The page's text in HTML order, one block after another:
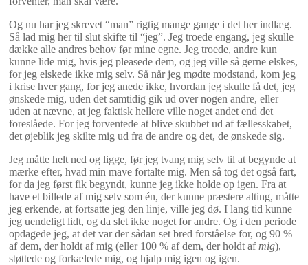
Og nu har jeg skrevet “man” rigtig mange gange i det her indlæg.
Så lad mig her til slut skifte til “jeg”. Jeg troede engang, jeg skulle
dække alle andres behov før mine egne. Jeg troede, andre kun
kunne lide mig, hvis jeg pleasede dem, og jeg ville så gerne elskes,
for jeg elskede ikke mig selv. Så når jeg mødte modstand, kom jeg
i krise hver gang, for jeg anede ikke, hvordan jeg skulle få det, jeg
ønskede mig, uden det samtidig gik ud over nogen andre, eller
uden at nævne, at jeg faktisk hellere ville noget andet end det
foreslåede. For jeg forventede at blive skubbet ud af fællesskabet,
det øjeblik jeg skilte mig ud fra de andre og det, de ønskede sig.
Jeg måtte helt ned og ligge, før jeg tvang mig selv til at begynde at
mærke efter, hvad min mave fortalte mig. Men så tog det også fart,
for da jeg først fik begyndt, kunne jeg ikke holde op igen. Fra at
have et billede af mig selv som én, der kunne præstere alting, måtte
jeg erkende, at fortsatte jeg den linje, ville jeg dø. I lang tid kunne
jeg uendeligt lidt, og da slet ikke noget for andre. Og i den periode
opdagede jeg, at det var der sådan set bred forståelse for, og 90 %
af dem, der holdt af mig (eller 100 % af dem, der holdt afmig),
støttede og forkælede mig, og hjalp mig igen og igen.